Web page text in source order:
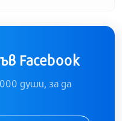
Facebook
души, за да